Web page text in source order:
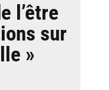
l’être
sur
»